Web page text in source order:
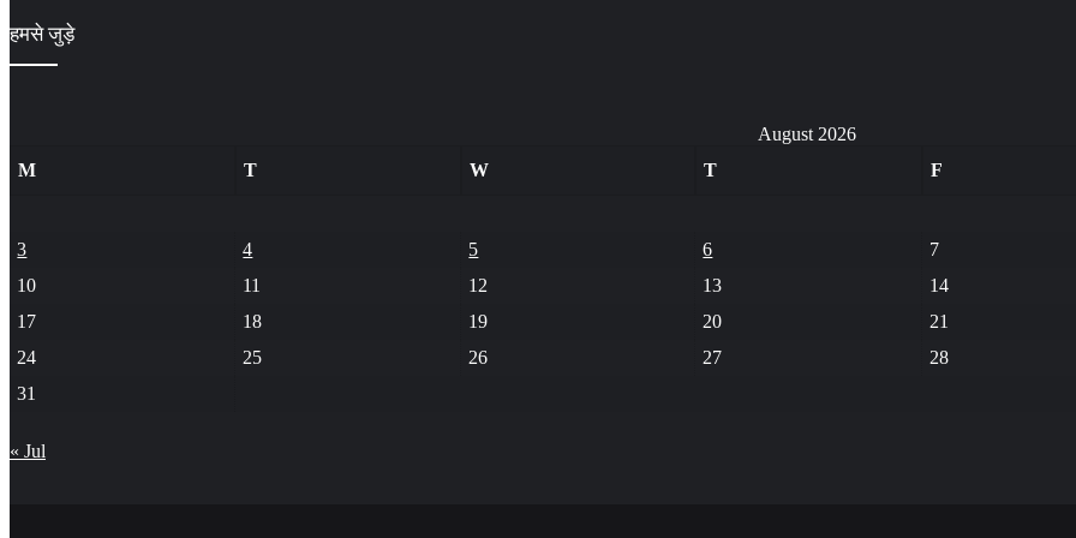
हमसे जुड़े
August 2026
M
T W T F
3
4 5 6 7
10
11 12 13 14
17
18 19 20 21
24
25 26 27 28
31
« Jul